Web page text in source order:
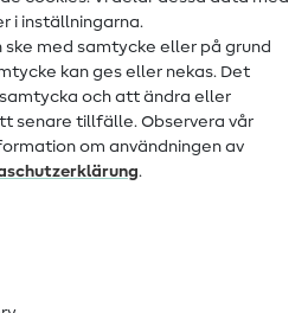
i inställningarna.
ske med samtycke eller på grund
kan ges eller nekas. Det
och att ändra eller
senare tillfälle. Observera vår
om användningen av
.